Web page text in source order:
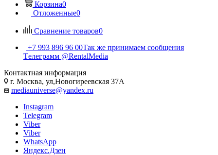
Корзина0
Отложенные0
Сравнение товаров0
+7 993 896 96 00Так же принимаем сообщения
Tелеграмм @RentalMedia
Контактная информация
г. Москва, ул,Новогиреевская 37А
mediauniverse@yandex.ru
Instagram
Telegram
Viber
Viber
WhatsApp
Яндекс.Дзен